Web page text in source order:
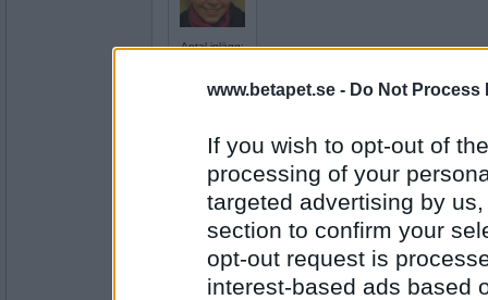
www.betapet.se - Do Not Process
If you wish to opt-out of
processing of your
targeted advertising by
section to confirm your
opt-out request is
interest-based ads based
Antal inlägg:
remvanrijn
Antal inlägg:
16685
det var ett av mormors gamla husknep
Mimikryp
Hur kunde du veta att en lapp för ögat